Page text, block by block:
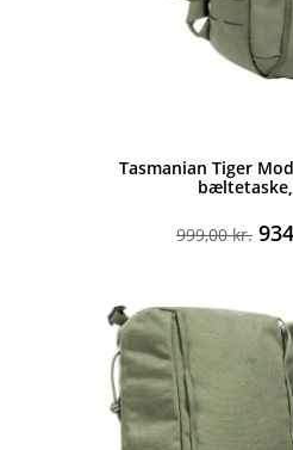
Tasmanian Tiger
999,00kr.
var: